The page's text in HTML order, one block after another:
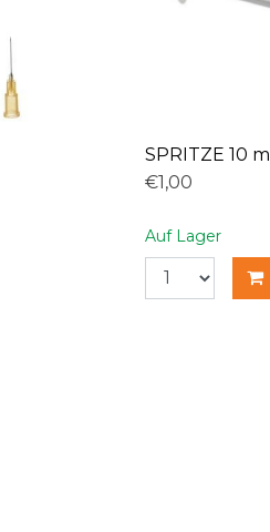
SPRITZE 10 ml
€1,00
Auf Lager